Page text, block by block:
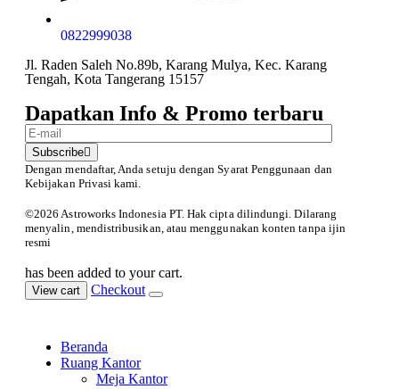
0822999038
Jl. Raden Saleh No.89b, Karang Mulya, Kec. Karang
Tengah, Kota Tangerang 15157
Dapatkan Info & Promo terbaru
Subscribe
Dengan mendaftar, Anda setuju dengan Syarat Penggunaan dan
Kebijakan Privasi kami.
©️2026 Astroworks Indonesia PT. Hak cipta dilindungi. Dilarang
menyalin, mendistribusikan, atau menggunakan konten tanpa ijin
resmi
has been added to your cart.
View cart Checkout
Beranda
Ruang Kantor
Meja Kantor